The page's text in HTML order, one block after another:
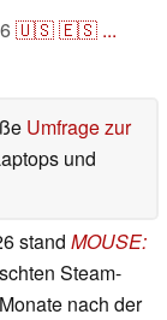
🇺🇸🇪🇸 ...
Umfrage zur
und
stand MOUSE:
Steam-
nach der